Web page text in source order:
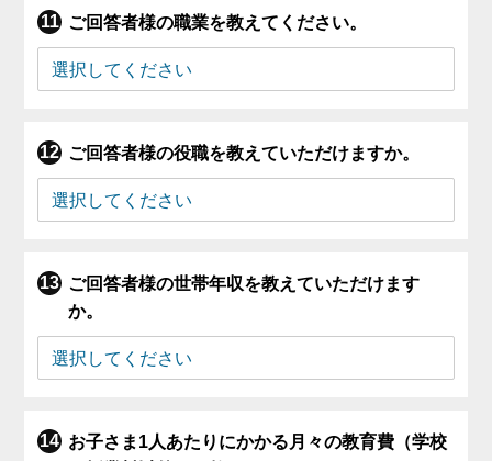
ご回答者様の職業を教えてください。
ご回答者様の役職を教えていただけますか。
ご回答者様の世帯年収を教えていただけます
か。
お子さま1人あたりにかかる月々の教育費（学校